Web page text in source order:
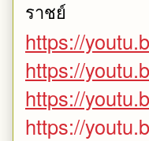
ราชย์
https://
https://
https://
https://